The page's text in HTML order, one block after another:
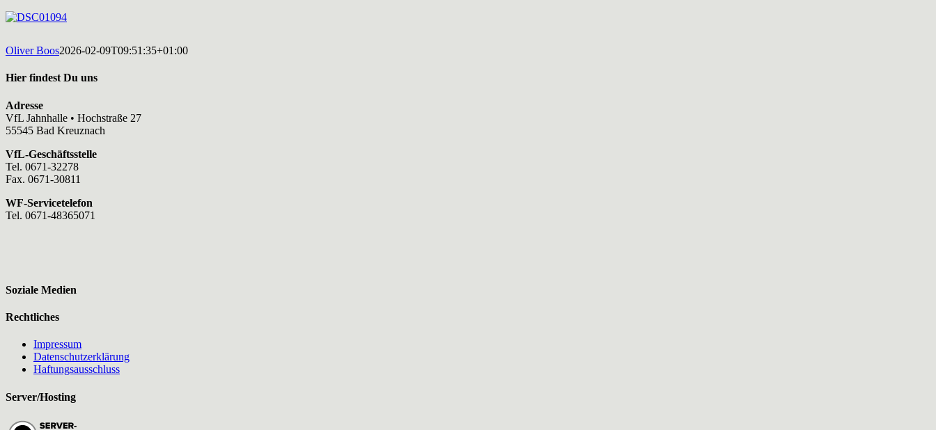
Oliver Boos2026-02-09T09:51:35+01:00
Hier findest Du uns
Adresse
VfL Jahnhalle • Hochstraße 27
55545 Bad Kreuznach
VfL-Geschäftsstelle
Tel. 0671-32278
Fax. 0671-30811
WF-Servicetelefon
Tel. 0671-48365071
Soziale Medien
Rechtliches
Impressum
Datenschutzerklärung
Haftungsausschluss
Server/Hosting